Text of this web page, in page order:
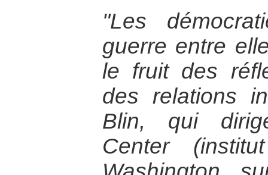
"Les
guerre entre
le fruit des
des relations
Blin, qui
Center